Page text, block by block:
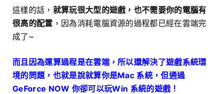
這樣的話， 就算玩很大型的遊戲，也不需要你的電腦有
很高的配置 ，因為消耗電腦資源的過程都已經在雲端完
成了~
而且因為運算過程是在雲端，所以還解決了遊戲系統環
境的問題，也就是說就算你是Mac 系統，但通過
GeForce NOW 你卻可以玩Win 系統的遊戲！